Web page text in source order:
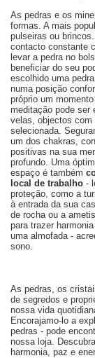
As pedras e os
formas. A mais
pulseiras ou
contacto constante
levar a pedra no
beneficiar do seu
escolhido uma
numa posição
próprio um
meditação pode ser
velas, objectos com
selecionada.
um dos chakras,
positivas na sua
profundo. Uma
espaço é também
local de trabalho -
proteção, como a
à entrada da sua
de rocha ou a
para trazer
uma almofada -
sono.
As pedras, os
de segredos e
nossa vida
Encorajamo-lo a
pedras - pode
nossa loja.
harmonia, paz e